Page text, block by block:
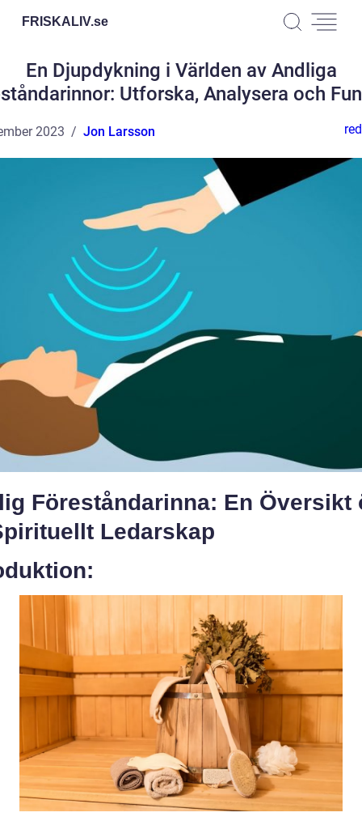
FRISKALIV.se
En Djupdykning i Världen av Andliga
Utforska, Analysera och
2023 Jon Larsson
Föreståndarinna: En Översikt
Ledarskap